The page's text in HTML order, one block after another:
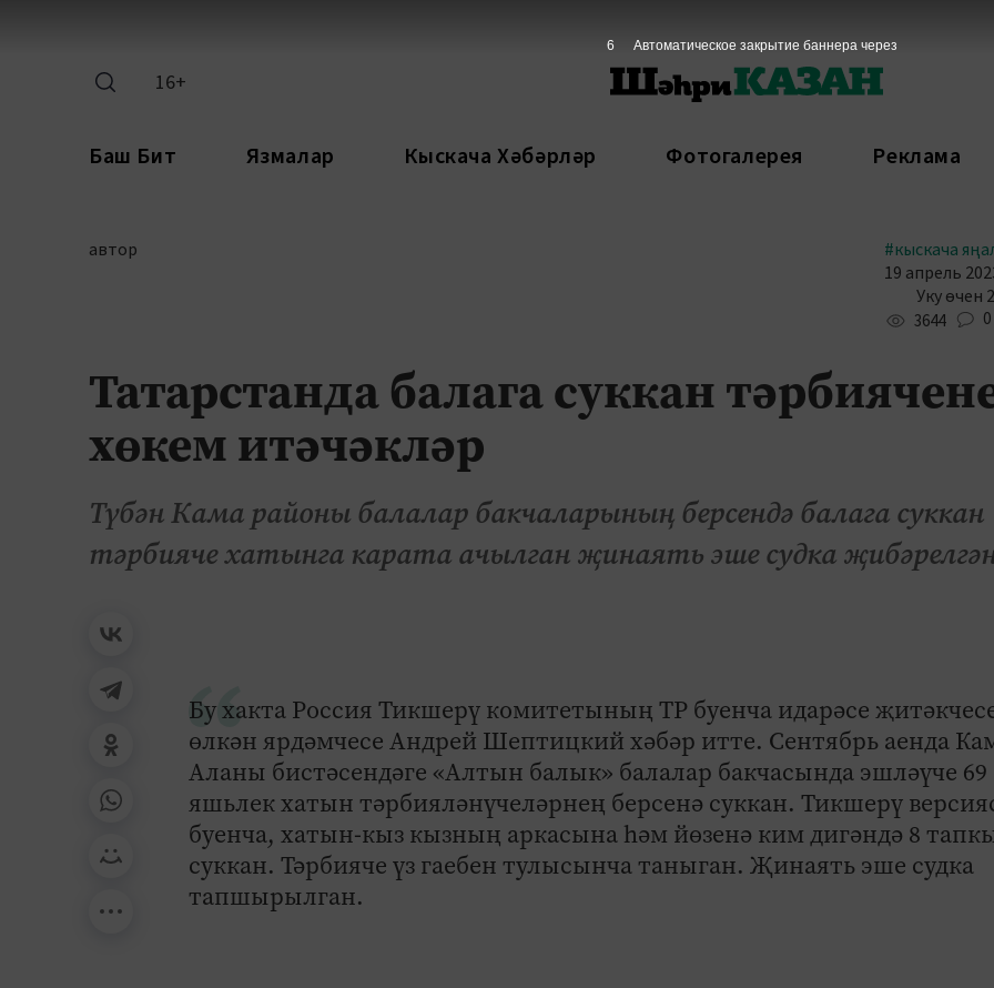
16+
Баш Бит Язмалар Кыскача Хәбәрләр Фотогалерея Реклама
автор
#кыскача
19 апрель
Уку өчен
3644 0
Татарстанда балага суккан
хөкем итәчәкләр
Түбән Кама районы балалар бакчаларының берсендә балага суккан
тәрбияче хатынга карата ачылган җинаять эше судка
Бу хакта Россия Тикшерү комитетының ТР буенча идарәсе
өлкән ярдәмчесе Андрей Шептицкий хәбәр итте. Сентябрь аенда
Аланы бистәсендәге «Алтын балык» балалар бакчасында эшләүче 69
яшьлек хатын тәрбияләнүчеләрнең берсенә суккан. Тикшерү
буенча, хатын-кыз кызның аркасына һәм йөзенә ким дигәндә 8
суккан. Тәрбияче үз гаебен тулысынча таныган. Җинаять эше судка
тапшырылган.
6 Автоматическое закрытие баннера через